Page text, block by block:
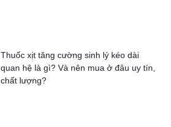
Thuốc xịt tăng cường sinh lý kéo dài
quan hệ là gì? Và nên mua ở đâu uy tín,
chất lượng?